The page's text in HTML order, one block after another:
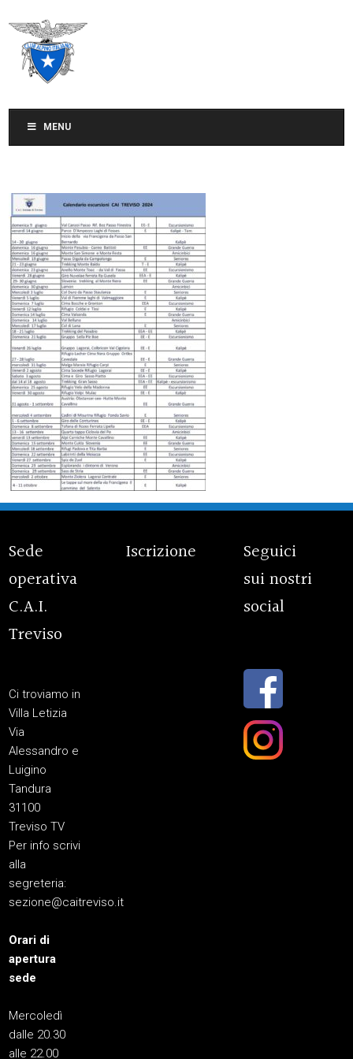
MENU
Sede
operativa
C.A.I.
Treviso
Ci troviamo in
Villa Letizia
Via
Alessandro e
Luigino
Tandura
31100
Treviso TV
Per info scrivi
alla
segreteria:
sezione@caitreviso.it
Orari di
apertura
sede
Mercoledì
dalle 20.30
alle 22.00
Iscrizione
Seguici
sui nostri
social